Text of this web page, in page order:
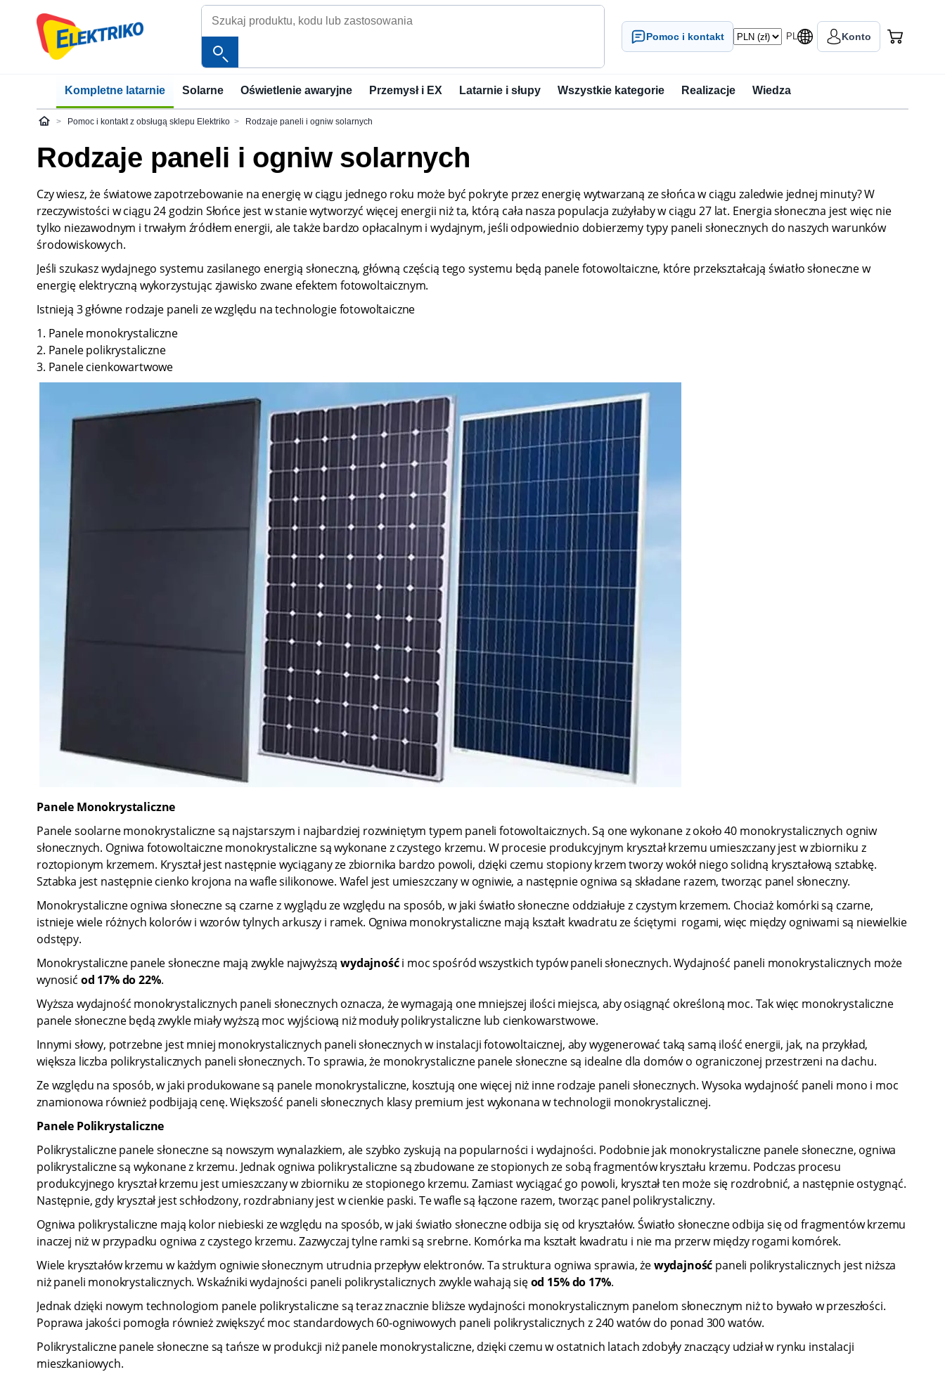
Pomoc i kontakt PL Konto
Kompletne latarnie Solarne Oświetlenie awaryjne Przemysł i EX Latarnie i słupy Wszystkie kategorie Realizacje Wiedza
ElektrikoPomoc i kontakt z obsługą sklepu Elektriko Rodzaje paneli i ogniw solarnych
Rodzaje paneli i ogniw solarnych
Czy wiesz, że światowe zapotrzebowanie na energię w ciągu jednego roku może być pokryte przez energię wytwarzaną ze słońca w ciągu zaledwie jednej minuty? W
rzeczywistości w ciągu 24 godzin Słońce jest w stanie wytworzyć więcej energii niż ta, którą cała nasza populacja zużyłaby w ciągu 27 lat. Energia słoneczna jest więc nie
tylko niezawodnym i trwałym źródłem energii, ale także bardzo opłacalnym i wydajnym, jeśli odpowiednio dobierzemy typy paneli słonecznych do naszych warunków
środowiskowych.
Jeśli szukasz wydajnego systemu zasilanego energią słoneczną, główną częścią tego systemu będą panele fotowoltaiczne, które przekształcają światło słoneczne w
energię elektryczną wykorzystując zjawisko zwane efektem fotowoltaicznym.
Istnieją 3 główne rodzaje paneli ze względu na technologie fotowoltaiczne
1. Panele monokrystaliczne
2. Panele polikrystaliczne
3. Panele cienkowartwowe
Panele Monokrystaliczne
Panele soolarne monokrystaliczne są najstarszym i najbardziej rozwiniętym typem paneli fotowoltaicznych. Są one wykonane z około 40 monokrystalicznych ogniw
słonecznych. Ogniwa fotowoltaiczne monokrystaliczne są wykonane z czystego krzemu. W procesie produkcyjnym kryształ krzemu umieszczany jest w zbiorniku z
roztopionym krzemem. Kryształ jest następnie wyciągany ze zbiornika bardzo powoli, dzięki czemu stopiony krzem tworzy wokół niego solidną kryształową sztabkę.
Sztabka jest następnie cienko krojona na wafle silikonowe. Wafel jest umieszczany w ogniwie, a następnie ogniwa są składane razem, tworząc panel słoneczny.
Monokrystaliczne ogniwa słoneczne są czarne z wyglądu ze względu na sposób, w jaki światło słoneczne oddziałuje z czystym krzemem. Chociaż komórki są czarne,
istnieje wiele różnych kolorów i wzorów tylnych arkuszy i ramek. Ogniwa monokrystaliczne mają kształt kwadratu ze ściętymi rogami, więc między ogniwami są niewielkie
odstępy.
Monokrystaliczne panele słoneczne mają zwykle najwyższąwydajnośći moc spośród wszystkich typów paneli słonecznych. Wydajność paneli monokrystalicznych może
wynosić od 17% do 22%.
Wyższa wydajność monokrystalicznych paneli słonecznych oznacza, że wymagają one mniejszej ilości miejsca, aby osiągnąć określoną moc. Tak więc monokrystaliczne
panele słoneczne będą zwykle miały wyższą moc wyjściową niż moduły polikrystaliczne lub cienkowarstwowe.
Innymi słowy, potrzebne jest mniej monokrystalicznych paneli słonecznych w instalacji fotowoltaicznej, aby wygenerować taką samą ilość energii, jak, na przykład,
większa liczba polikrystalicznych paneli słonecznych. To sprawia, że monokrystaliczne panele słoneczne są idealne dla domów o ograniczonej przestrzeni na dachu.
Ze względu na sposób, w jaki produkowane są panele monokrystaliczne, kosztują one więcej niż inne rodzaje paneli słonecznych. Wysoka wydajność paneli mono i moc
znamionowa również podbijają cenę. Większość paneli słonecznych klasy premium jest wykonana w technologii monokrystalicznej.
Panele Polikrystaliczne
Polikrystaliczne panele słoneczne są nowszym wynalazkiem, ale szybko zyskują na popularności i wydajności. Podobnie jak monokrystaliczne panele słoneczne, ogniwa
polikrystaliczne są wykonane z krzemu. Jednak ogniwa polikrystaliczne są zbudowane ze stopionych ze sobą fragmentów kryształu krzemu. Podczas procesu
produkcyjnego kryształ krzemu jest umieszczany w zbiorniku ze stopionego krzemu. Zamiast wyciągać go powoli, kryształ ten może się rozdrobnić, a następnie ostygnąć.
Następnie, gdy kryształ jest schłodzony, rozdrabniany jest w cienkie paski. Te wafle są łączone razem, tworząc panel polikrystaliczny.
Ogniwa polikrystaliczne mają kolor niebieski ze względu na sposób, w jaki światło słoneczne odbija się od kryształów. Światło słoneczne odbija się od fragmentów krzemu
inaczej niż w przypadku ogniwa z czystego krzemu. Zazwyczaj tylne ramki są srebrne. Komórka ma kształt kwadratu i nie ma przerw między rogami komórek.
Wiele kryształów krzemu w każdym ogniwie słonecznym utrudnia przepływ elektronów. Ta struktura ogniwa sprawia, żewydajność paneli polikrystalicznych jest niższa
niż paneli monokrystalicznych. Wskaźniki wydajności paneli polikrystalicznych zwykle wahają sięod 15% do 17%.
Jednak dzięki nowym technologiom panele polikrystaliczne są teraz znacznie bliższe wydajności monokrystalicznym panelom słonecznym niż to bywało w przeszłości.
Poprawa jakości pomogła również zwiększyć moc standardowych 60-ogniwowych paneli polikrystalicznych z 240 watów do ponad 300 watów.
Polikrystaliczne panele słoneczne są tańsze w produkcji niż panele monokrystaliczne, dzięki czemu w ostatnich latach zdobyły znaczący udział w rynku instalacji
mieszkaniowych.